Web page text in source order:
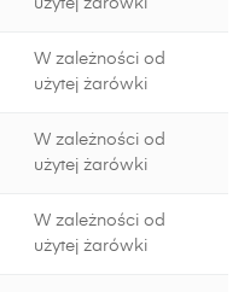
użytej żarówki
W zależności od
użytej żarówki
W zależności od
użytej żarówki
W zależności od
użytej żarówki